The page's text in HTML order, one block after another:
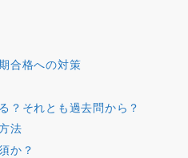
合格への対策
？それとも過去問から？
法
か？